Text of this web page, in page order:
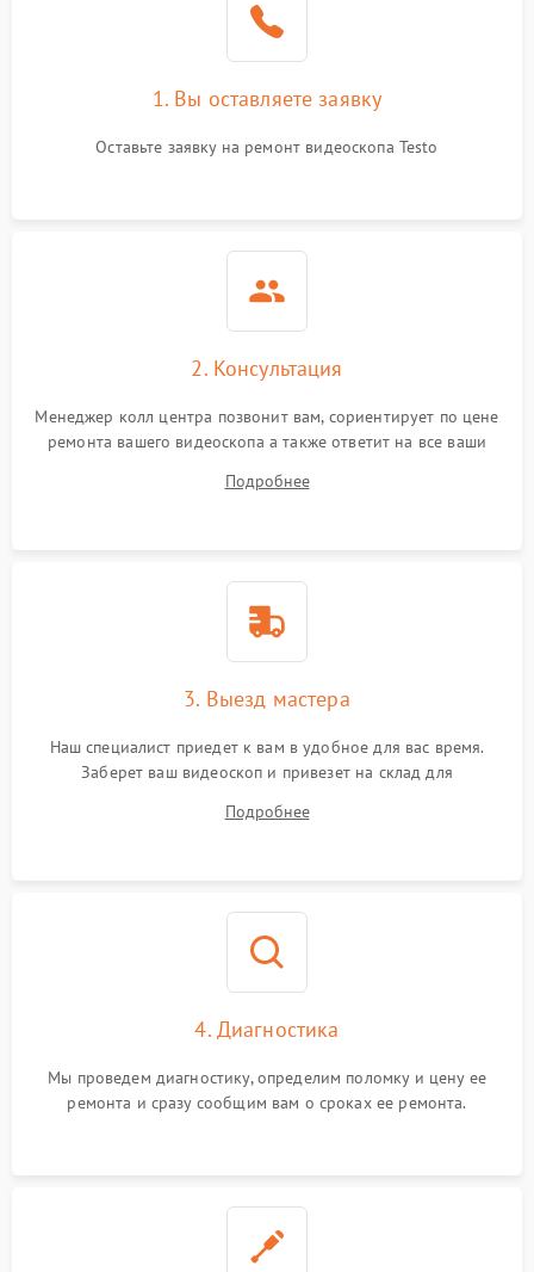
1. Вы оставляете заявку
Оставьте заявку на ремонт видеоскопа Testo
2. Консультация
Менеджер колл центра позвонит вам, сориентирует по цене
ремонта вашего видеоскопа а также ответит на все ваши
Подробнее
3. Выезд мастера
Наш специалист приедет к вам в удобное для вас время.
Заберет ваш видеоскоп и привезет на склад для
Подробнее
4. Диагностика
Мы проведем диагностику, определим поломку и цену ее
ремонта и сразу сообщим вам о сроках ее ремонта.